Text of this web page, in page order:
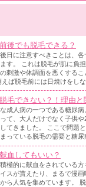
後でも脱毛できる？
日に注意すべきことは、
す。 これは脱毛が肌に負
刺激や体調面を悪くする
ば脱毛前には日焼けをしな
毛できない？！理由と
成人病の一つである糖尿
て、大人だけでなく子供
てきました。 ここで問題
っている脱毛の需要と糖尿
血してもいい？
極的に献血をされている
スが貰えたり、まるで漫
ら人気を集めています。